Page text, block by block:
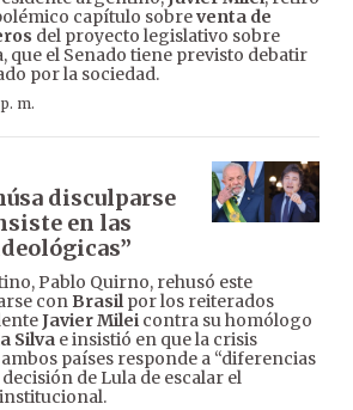
capítulo sobreventa de
del proyecto legislativo sobre
que el Senado tiene previsto debatir
por la sociedad.
m.
disculparse
en las
Pablo Quirno, rehusó este
con Brasilpor los reiterados
Javier Milei contra su homólogo
Silva e insistió en que la crisis
países responde a “diferencias
de Lula de escalar el